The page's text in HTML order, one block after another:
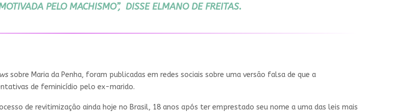
PELO MACHISMO”, DISSE ELMANO DE FREITAS.
sobre Maria da Penha, foram publicadas em redes sociais sobre uma versão falsa de que a
de feminicídio pelo ex-marido.
de revitimização ainda hoje no Brasil, 18 anos após ter emprestado seu nome a uma das leis mais